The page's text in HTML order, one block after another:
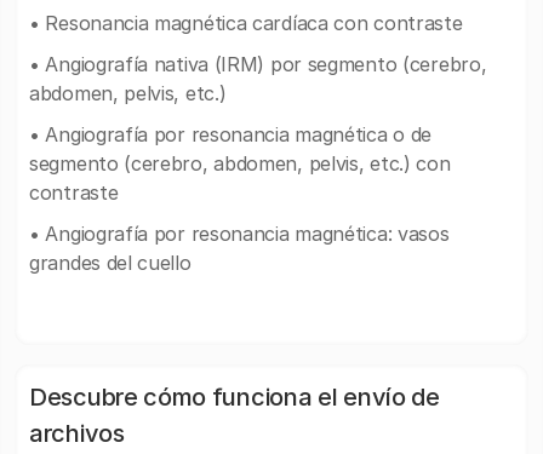
• Resonancia magnética cardíaca con contraste
• Angiografía nativa (IRM) por segmento (cerebro,
abdomen, pelvis, etc.)
• Angiografía por resonancia magnética o de
segmento (cerebro, abdomen, pelvis, etc.) con
contraste
• Angiografía por resonancia magnética: vasos
grandes del cuello
Descubre cómo funciona el envío de
archivos